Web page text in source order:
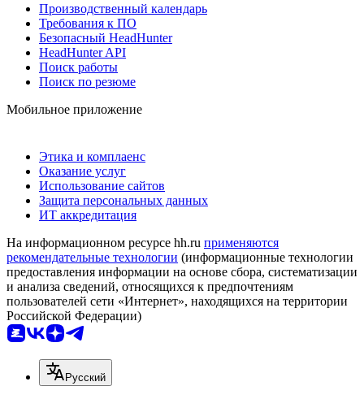
Производственный календарь
Требования к ПО
Безопасный HeadHunter
HeadHunter API
Поиск работы
Поиск по резюме
Мобильное приложение
Этика и комплаенс
Оказание услуг
Использование сайтов
Защита персональных данных
ИТ аккредитация
На информационном ресурсе hh.ru применяются
рекомендательные технологии (информационные технологии
предоставления информации на основе сбора, систематизации
и анализа сведений, относящихся к предпочтениям
пользователей сети «Интернет», находящихся на территории
Российской Федерации)
Русский